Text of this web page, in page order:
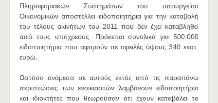
Πληροφοριακών Συστημάτων του υπουργείου
Οικονομικών αποστέλλει ειδοποιητήρια για την καταβολή
του τέλους ακινήτων του 2011 που δεν έχει καταβληθεί
από τους υπόχρεους. Πρόκειται συνολικά για 500.000
ειδοποιητήρια που αφορούν σε οφειλές ύψους 340 εκατ.
ευρώ.
Ωστόσο ανάμεσα σε αυτούς εκτός από τις παραπάνω
περιπτώσεις των ενοικιαστών λαμβάνουν ειδοποιητήριο
και ιδιοκτήτες που θεωρούσαν ότι έχουν καταβάλει το